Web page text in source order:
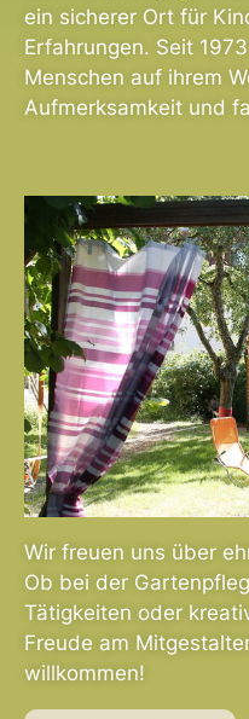
ein sicherer Ort für
Erfahrungen. Seit
Menschen auf ihrem
Aufmerksamkeit und
Wir freuen uns über
Ob bei der
Tätigkeiten oder
Freude am
willkommen!